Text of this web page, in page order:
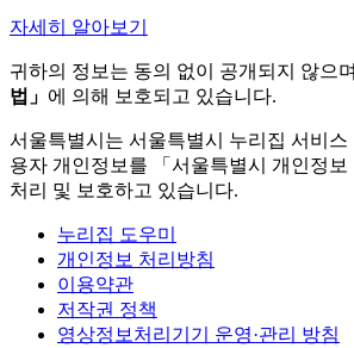
자세히 알아보기
귀하의 정보는 동의 없이 공개되지 않으
법」 에 의해 보호되고 있습니다.
서울특별시는 서울특별시 누리집 서비
용자 개인정보를 「서울특별시 개인정
처리 및 보호하고 있습니다.
누리집 도우미
개인정보 처리방침
이용약관
저작권 정책
영상정보처리기기 운영·관리 방침